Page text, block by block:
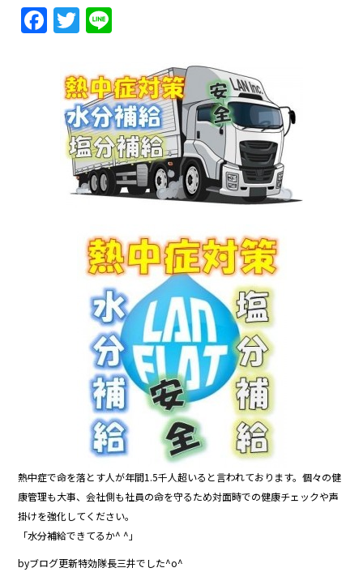
F
a
T
w
itt
er
e
熱中症で命を落とす人が年間1.5千人超いると言われております。個々の健
康管理も大事、会社側も社員の命を守るため対面時での健康チェックや声
掛けを強化してください。
「水分補給できてるか^ ^」
byブログ更新特効隊長三井でした^o^